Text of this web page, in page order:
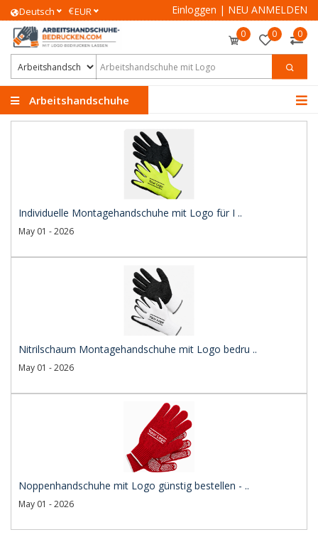
Deutsch €EUR Einloggen | NEU ANMELDEN
0 0 0
Arbeitshandschuhe
Individuelle Montagehandschuhe mit Logo für I ..
May 01 - 2026
Nitrilschaum Montagehandschuhe mit Logo bedru ..
May 01 - 2026
Noppenhandschuhe mit Logo günstig bestellen - ..
May 01 - 2026